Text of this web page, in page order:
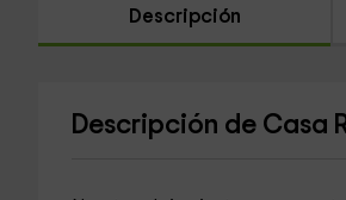
Descripción
Descripción de Casa